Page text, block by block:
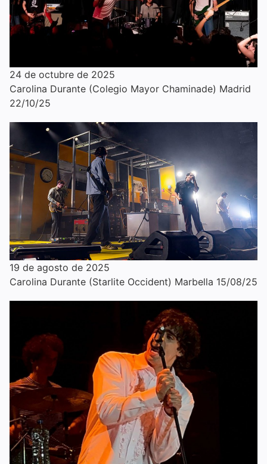
24 de octubre de 2025
Carolina Durante (Colegio Mayor Chaminade) Madrid
22/10/25
19 de agosto de 2025
Carolina Durante (Starlite Occident) Marbella 15/08/25